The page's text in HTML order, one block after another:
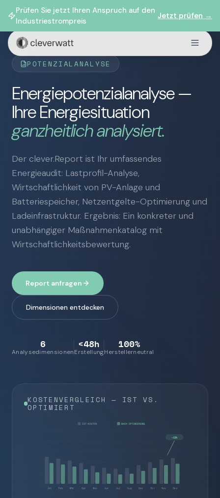
Prüfen Sie jetzt Ihren Anspruch auf den
Industriestrompreis
Jetzt prüfen →
POTENZIALANALYSE
Energiepotenzialanalyse —
Ihre Energiesituation
ganzheitlich analysiert.
Der clever.Report ist Ihr umfassendes
Energieaudit: Lastprofil-Analyse,
Wirtschaftlichkeit von PV-Anlage und
Batteriespeicher, Netzentgelte-Optimierung und
Ladeinfrastruktur. Ergebnis: Ein konkreter und
unabhängiger Maßnahmenkatalog mit
Wirtschaftlichkeitsbewertung.
Report anfragen
Dimensionen entdecken
6
Analysedimensionen
<48h
Erstellung
100%
Herstellerneutral
KOSTENVERGLEICH — IST VS.
OPTIMIERT
Jan Feb Mär Apr Mai Jun Jul Aug Sep Okt Nov Dez
IST-KOSTEN NACH OPTIMIERUNG
−22%